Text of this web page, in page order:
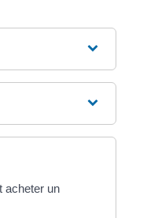
acheter un